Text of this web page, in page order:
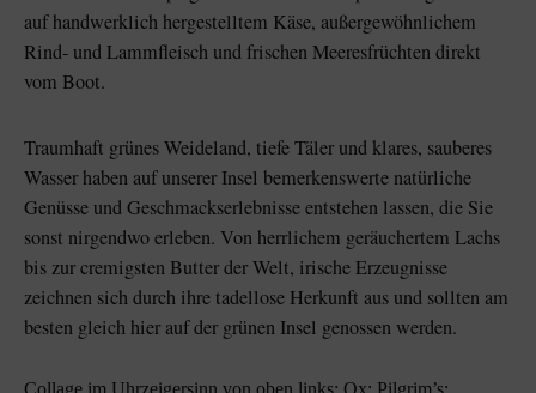
auf handwerklich hergestelltem Käse, außergewöhnlichem
Rind- und Lammfleisch und frischen Meeresfrüchten direkt
vom Boot.
Traumhaft grünes Weideland, tiefe Täler und klares, sauberes
Wasser haben auf unserer Insel bemerkenswerte natürliche
Genüsse und Geschmackserlebnisse entstehen lassen, die Sie
sonst nirgendwo erleben. Von herrlichem geräuchertem Lachs
bis zur cremigsten Butter der Welt, irische Erzeugnisse
zeichnen sich durch ihre tadellose Herkunft aus und sollten am
besten gleich hier auf der grünen Insel genossen werden.
Collage im Uhrzeigersinn von oben links: Ox; Pilgrim’s;